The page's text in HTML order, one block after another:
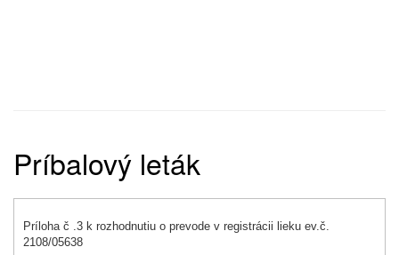
Príbalový leták
Príloha č .3 k rozhodnutiu o prevode v registrácii lieku ev.č.
2108/05638